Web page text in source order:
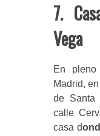
7.
Vega
En
Madrid,
de Santa
calle
casa d